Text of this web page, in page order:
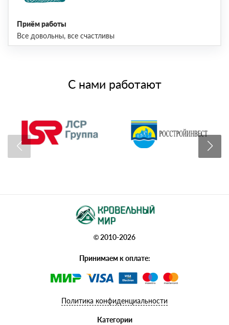
Приём работы
Все довольны, все счастливы
С нами работают
© 2010-2026
Принимаем к оплате:
Политика конфиденциальности
Категории